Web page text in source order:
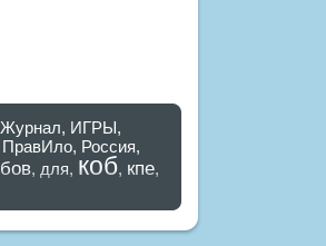
Журнал, ИГРЫ,
ПравИло, Россия,
, для, коб, кпе,